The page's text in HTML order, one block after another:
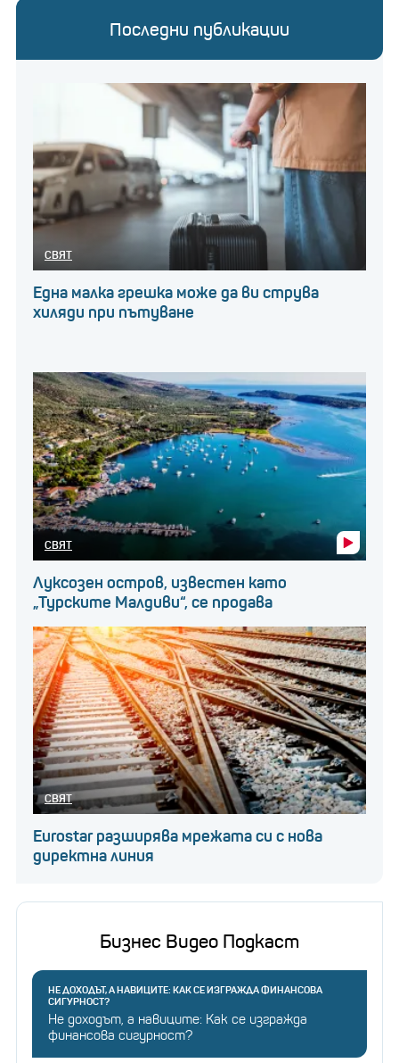
Последни публикации
СВЯТ
Една малка грешка може да ви струва
хиляди при пътуване
СВЯТ
Луксозен остров, известен като
„Турските Малдиви“, се продава
СВЯТ
Eurostar разширява мрежата си с нова
директна линия
Бизнес Видео Подкаст
НЕ ДОХОДЪТ, А НАВИЦИТЕ: КАК СЕ ИЗГРАЖДА ФИНАНСОВА
СИГУРНОСТ?
Не доходът, а навиците: Как се изгражда
финансова сигурност?